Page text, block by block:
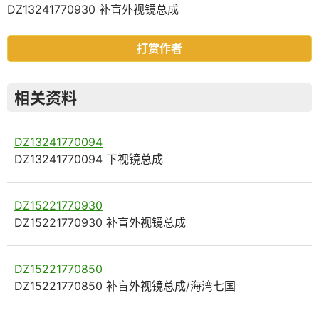
DZ13241770930 补盲外视镜总成
打赏作者
相关资料
DZ13241770094
DZ13241770094 下视镜总成
DZ15221770930
DZ15221770930 补盲外视镜总成
DZ15221770850
DZ15221770850 补盲外视镜总成/海湾七国